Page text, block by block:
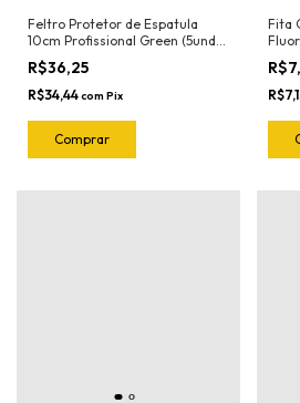
Feltro Protetor de Espatula
10cm Profissional Green (5und)
1020.G Joker
R$36,25
R$34,44com Pix
Fita